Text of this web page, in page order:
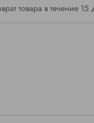
товара в течение